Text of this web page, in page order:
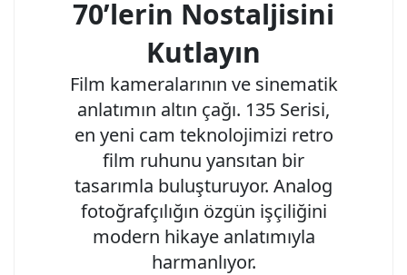
70’lerin Nostaljisini
Kutlayın
Film kameralarının ve sinematik
anlatımın altın çağı. 135 Serisi,
en yeni cam teknolojimizi retro
film ruhunu yansıtan bir
tasarımla buluşturuyor. Analog
fotoğrafçılığın özgün işçiliğini
modern hikaye anlatımıyla
harmanlıyor.